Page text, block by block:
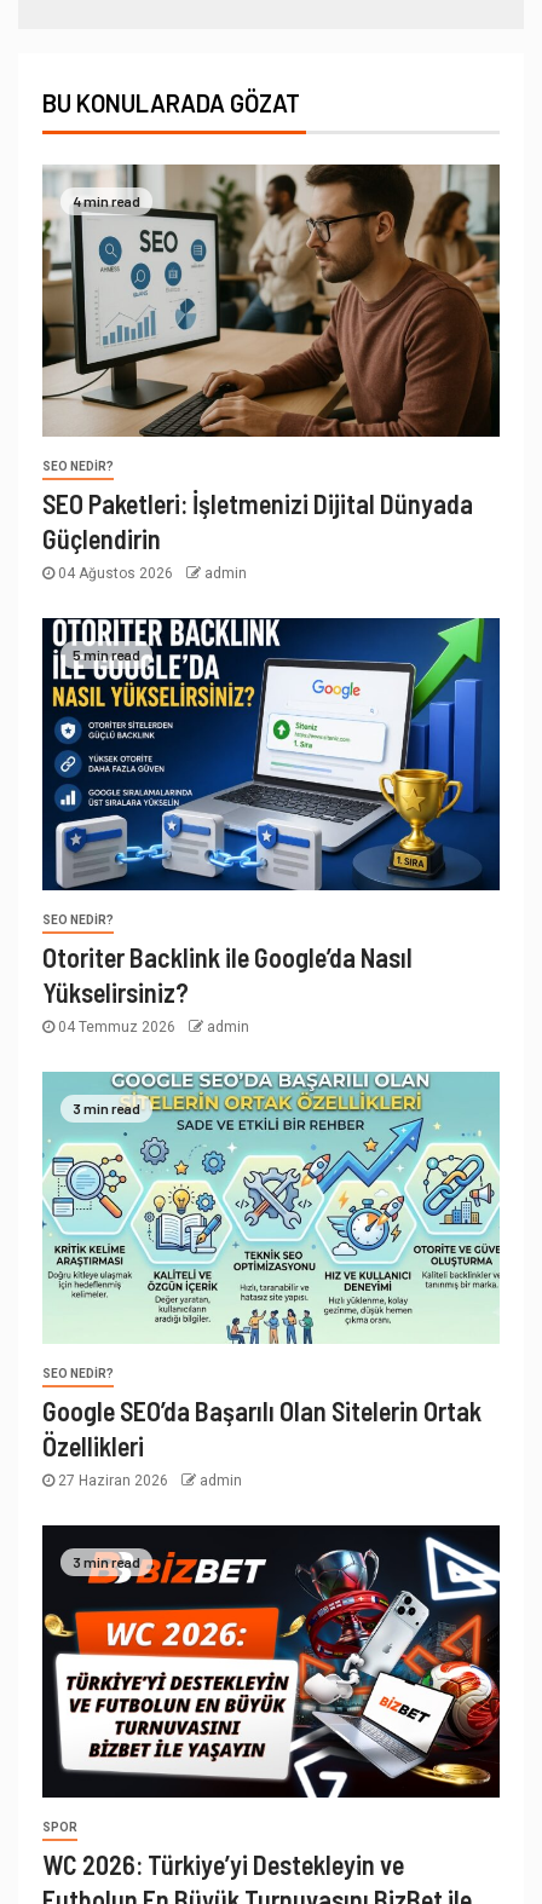
BU KONULARADA GÖZAT
4 min read
SEO NEDIR?
SEO Paketleri: İşletmenizi Dijital Dünyada
Güçlendirin
04 Ağustos 2026 admin
5 min read
SEO NEDIR?
Otoriter Backlink ile Google’da Nasıl
Yükselirsiniz?
04 Temmuz 2026 admin
3 min read
SEO NEDIR?
Google SEO’da Başarılı Olan Sitelerin Ortak
Özellikleri
27 Haziran 2026 admin
3 min read
SPOR
WC 2026: Türkiye’yi Destekleyin ve